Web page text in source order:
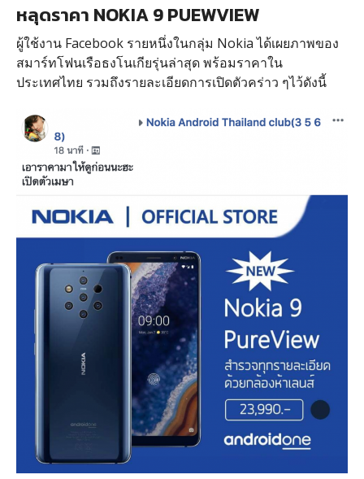
หลุดราคา NOKIA 9 PUEWVIEW
ผู้ใช้งาน Facebook รายหนึ่งในกลุ่ม Nokia ได้เผยภาพของ
สมาร์ทโฟนเรือธงโนเกียรุ่นล่าสุด พร้อมราคาใน
ประเทศไทย รวมถึงรายละเอียดการเปิดตัวคร่าว ๆไว้ดังนี้